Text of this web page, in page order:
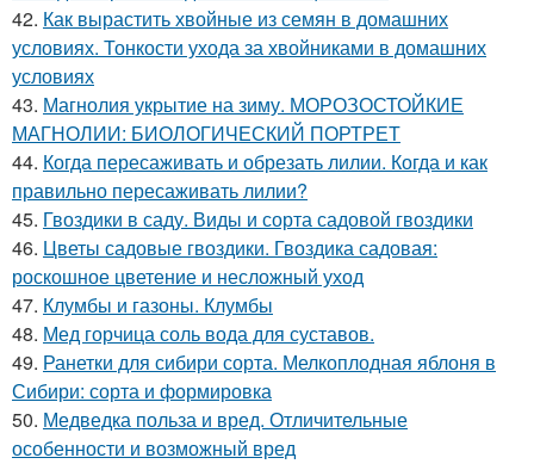
42. Как вырастить хвойные из семян в домашних
условиях. Тонкости ухода за хвойниками в домашних
условиях
43. Магнолия укрытие на зиму. МОРОЗОСТОЙКИЕ
МАГНОЛИИ: БИОЛОГИЧЕСКИЙ ПОРТРЕТ
44. Когда пересаживать и обрезать лилии. Когда и как
правильно пересаживать лилии?
45. Гвоздики в саду. Виды и сорта садовой гвоздики
46. Цветы садовые гвоздики. Гвоздика садовая:
роскошное цветение и несложный уход
47. Клумбы и газоны. Клумбы
48. Мед горчица соль вода для суставов.
49. Ранетки для сибири сорта. Мелкоплодная яблоня в
Сибири: сорта и формировка
50. Медведка польза и вред. Отличительные
особенности и возможный вред